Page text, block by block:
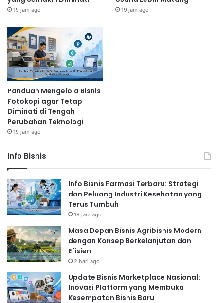
19 jam ago 19 jam ago
Panduan Mengelola Bisnis
Fotokopi agar Tetap
Diminati di Tengah
Perubahan Teknologi
19 jam ago
Info Bisnis
Info Bisnis Farmasi Terbaru: Strategi
dan Peluang Industri Kesehatan yang
Terus Tumbuh
19 jam ago
Masa Depan Bisnis Agribisnis Modern
dengan Konsep Berkelanjutan dan
Efisien
2 hari ago
Update Bisnis Marketplace Nasional:
Inovasi Platform yang Membuka
Kesempatan Bisnis Baru